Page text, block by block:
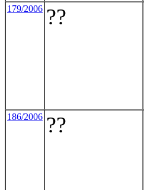
179/2006 ??
186/2006 ??